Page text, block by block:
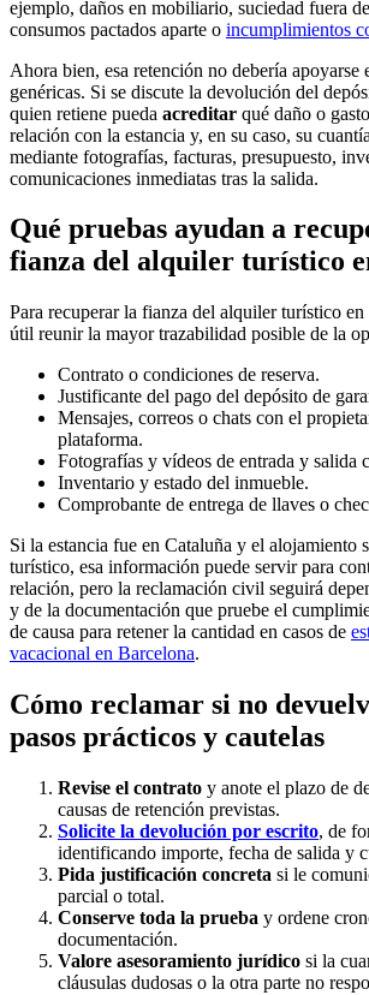
ejemplo, daños en mobiliario, suciedad fuera
consumos pactados aparte o incumplimientos
Ahora bien, esa retención no debería apoyarse
genéricas. Si se discute la devolución del
quien retiene pueda acreditar qué daño o
relación con la estancia y, en su caso, su
mediante fotografías, facturas, presupuesto,
comunicaciones inmediatas tras la salida.
Qué pruebas ayudan a
fianza del alquiler turístico
Para recuperar la fianza del alquiler turístico en
útil reunir la mayor trazabilidad posible de la
Contrato o condiciones de reserva.
Justificante del pago del depósito de
Mensajes, correos o chats con el
plataforma.
Fotografías y vídeos de entrada y salida
Inventario y estado del inmueble.
Comprobante de entrega de llaves o
Si la estancia fue en Cataluña y el alojamiento
turístico, esa información puede servir para
relación, pero la reclamación civil seguirá
y de la documentación que pruebe el
de causa para retener la cantidad en casos de
vacacional en Barcelona.
Cómo reclamar si no
pasos prácticos y cautelas
Revise el contrato y anote el plazo de
causas de retención previstas.
Solicite la devolución por escrito, de
identificando importe, fecha de salida y
Pida justificación concreta si le
parcial o total.
Conserve toda la prueba y ordene
documentación.
Valore asesoramiento jurídico si la
cláusulas dudosas o la otra parte no